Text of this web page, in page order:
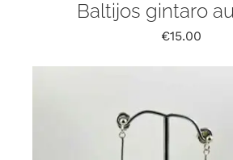
Baltijos gintaro
€15.00